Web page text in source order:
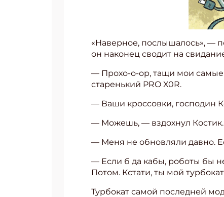
«Наверное, послышалось», —
он наконец сводит на
— Прохо-о-ор, тащи мои самые
старенький PRO X0R.
— Ваши кроссовки, господин
— Можешь, — вздохнул Костик.
— Меня не обновляли давно.
— Если б да кабы, роботы бы
Потом. Кстати, ты мой
Турбокат самой последней